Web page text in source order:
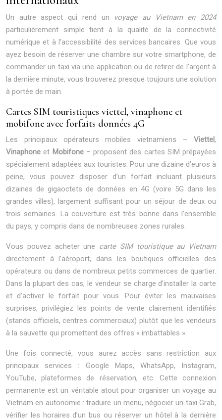
Un autre aspect qui rend un voyage au Vietnam en 2024
particulièrement simple tient à la qualité de la connectivité
numérique et à l’accessibilité des services bancaires. Que vous
ayez besoin de réserver une chambre sur votre smartphone, de
commander un taxi via une application ou de retirer de l’argent à
la dernière minute, vous trouverez presque toujours une solution
à portée de main.
Cartes SIM touristiques viettel, vinaphone et
mobifone avec forfaits données 4G
Les principaux opérateurs mobiles vietnamiens – Viettel,
Vinaphone et Mobifone– proposent des cartes SIM prépayées
spécialement adaptées aux touristes. Pour une dizaine d’euros à
peine, vous pouvez disposer d’un forfait incluant plusieurs
dizaines de gigaoctets de données en 4G (voire 5G dans les
grandes villes), largement suffisant pour un séjour de deux ou
trois semaines. La couverture est très bonne dans l’ensemble
du pays, y compris dans de nombreuses zones rurales.
Vous pouvez acheter une carte SIM touristique au Vietnam
directement à l’aéroport, dans les boutiques officielles des
opérateurs ou dans de nombreux petits commerces de quartier.
Dans la plupart des cas, le vendeur se charge d’installer la carte
et d’activer le forfait pour vous. Pour éviter les mauvaises
surprises, privilégiez les points de vente clairement identifiés
(stands officiels, centres commerciaux) plutôt que les vendeurs
à la sauvette qui promettent des offres « imbattables ».
Une fois connecté, vous aurez accès sans restriction aux
principaux services : Google Maps, WhatsApp, Instagram,
YouTube, plateformes de réservation, etc. Cette connexion
permanente est un véritable atout pour organiser un voyage au
Vietnam en autonomie : traduire un menu, négocier un taxi Grab,
vérifier les horaires d’un bus ou réserver un hôtel à la dernière